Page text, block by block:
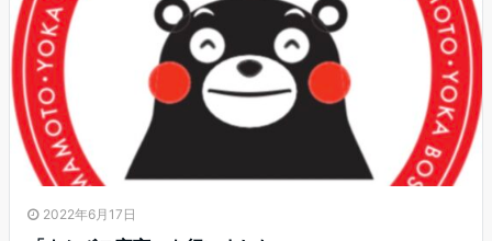
2022年6月17日